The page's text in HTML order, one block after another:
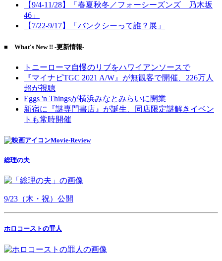
【9/4-11/28】「春夏秋冬／フォーシーズンズ 乃木坂
46」
【7/22-9/17】「バンクシーって誰？展」
■ What's New !! -更新情報-
トニーローマ自慢のリブをハワイアンソースで
『マイナビTGC 2021 A/W』が無観客で開催、226万人
超が視聴
Eggs 'n Thingsが横浜みなとみらいに開業
新宿に『謎専門書店』が誕生、同店限定謎解きイベン
トも常時開催
Movie-Review
総理の夫
9/23（木・祝）公開
ホロコーストの罪人